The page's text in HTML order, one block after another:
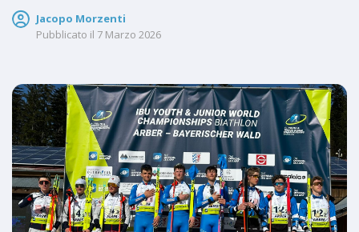
Jacopo Morzenti
Pubblicato il 7 Marzo 2026